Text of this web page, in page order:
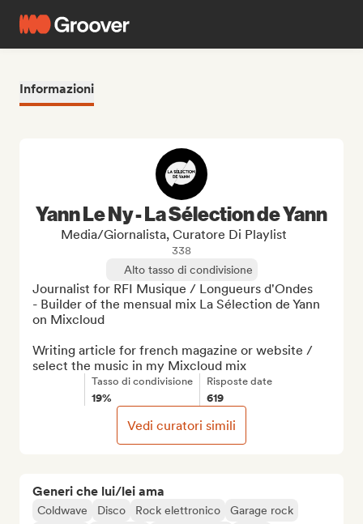
Informazioni
Generi che lui/lei ama
Coldwave Disco Rock elettronico
Garage rock
Yann Le Ny - La Sélection de Yann
Media/Giornalista, Curatore Di Playlist
338
Alto tasso di condivisione
Journalist for RFI Musique / Longueurs d'Ondes
- Builder of the mensual mix La Sélection de Yann
on Mixcloud
Writing article for french magazine or website /
select the music in my Mixcloud mix
Tasso di condivisione
19%
Risposte date
619
Vedi curatori simili